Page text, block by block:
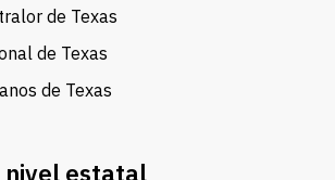
de Texas
de Texas
de Texas
nivel estatal